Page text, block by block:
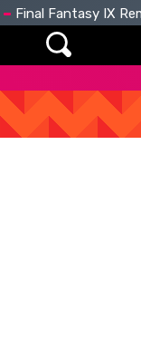
Final Fantasy IX